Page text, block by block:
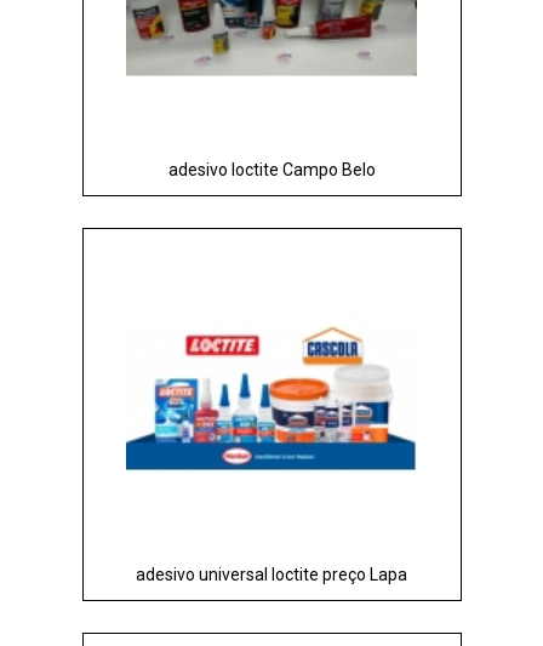
adesivo loctite Campo Belo
adesivo universal loctite preço Lapa